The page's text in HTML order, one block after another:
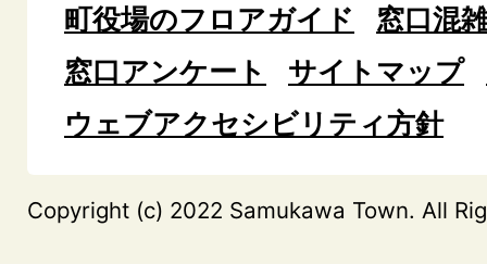
町役場のフロアガイド
窓口混
窓口アンケート
サイトマップ
ウェブアクセシビリティ方針
Copyright (c) 2022 Samukawa Town. All